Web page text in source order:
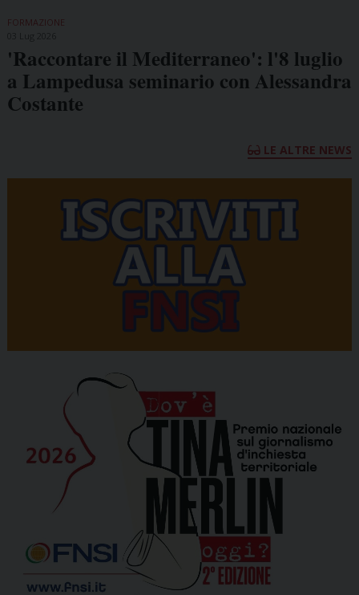
FORMAZIONE
'Raccontare il Mediterraneo': l'8 luglio
a Lampedusa seminario con Alessandra
Costante
LE ALTRE NEWS